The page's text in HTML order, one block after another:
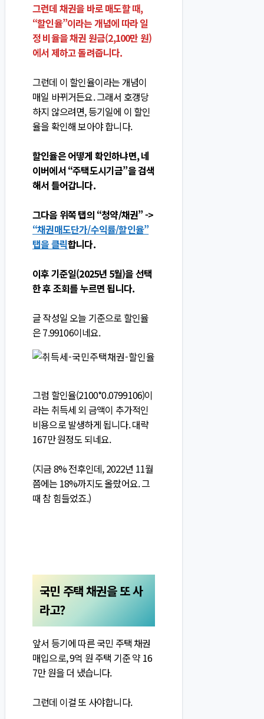
그런데 채권을 바로 매도할 때,
“할인율”이라는 개념에 따라 일
정 비율을 채권 원금(2,100만 원)
에서 제하고 돌려줍니다.
그런데 이 할인율이라는 개념이
매일 바뀌거든요. 그래서 호갱당
하지 않으려면, 등기일에 이 할인
율을 확인해 보아야 합니다.
할인율은 어떻게 확인하냐면, 네
이버에서 “주택도시기금”을 검색
해서 들어갑니다.
그다음 위쪽 탭의 “청약/채권” ->
“채권매도단가/수익률/할인율”
탭을 클릭합니다.
이후 기준일(2025년 5월)을 선택
한 후 조회를 누르면 됩니다.
글 작성일 오늘 기준으로 할인율
은 7.99106이네요.
그럼 할인율(2100*0.0799106)이
라는 취득세 외 금액이 추가적인
비용으로 발생하게 됩니다. 대략
167만 원정도 되네요.
(지금 8% 전후인데, 2022년 11월
쯤에는 18%까지도 올랐어요. 그
때 참 힘들었죠.)
국민 주택 채권을 또 사
라고?
앞서 등기에 따른 국민 주택 채권
매입으로, 9억 원 주택 기준 약 16
7만 원을 더 냈습니다.
그런데 이걸 또 사야합니다.